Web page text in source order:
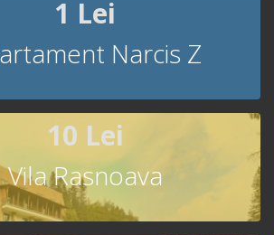
1 Lei
Narcis Z
10 Lei
Vila Rasnoava